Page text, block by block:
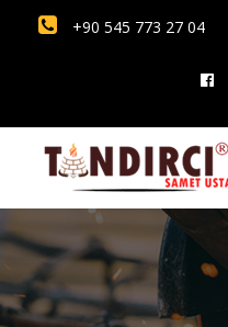
+90 545 773 27 04